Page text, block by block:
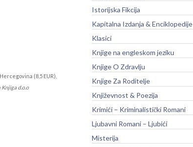
(8,5 EUR),
d.o.o
Istorijska Fikcija
Kapitalna Izdanja & Enciklopedije
Klasici
Knjige na engleskom jeziku
Knjige O Zdravlju
Knjige Za Roditelje
Književnost & Poezija
Krimići – Kriminalistički Romani
Ljubavni Romani – Ljubići
Misterija